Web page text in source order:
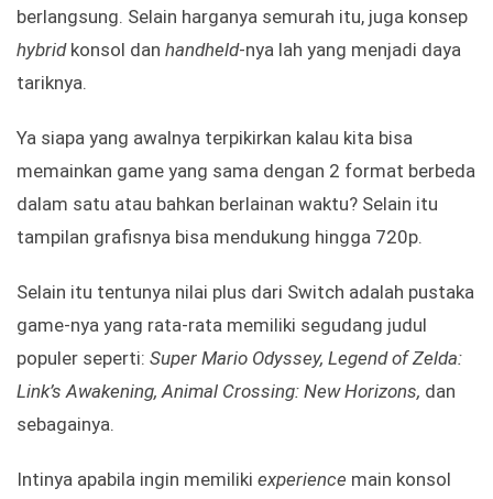
berlangsung. Selain harganya semurah itu, juga konsep
hybridkonsol dan handheld-nya lah yang menjadi daya
tariknya.
Ya siapa yang awalnya terpikirkan kalau kita bisa
memainkan game yang sama dengan 2 format berbeda
dalam satu atau bahkan berlainan waktu? Selain itu
tampilan grafisnya bisa mendukung hingga 720p.
Selain itu tentunya nilai plus dari Switch adalah pustaka
game-nya yang rata-rata memiliki segudang judul
populer seperti: Super Mario Odyssey, Legend of Zelda:
Link’s Awakening, Animal Crossing: New Horizons, dan
sebagainya.
Intinya apabila ingin memiliki experience main konsol